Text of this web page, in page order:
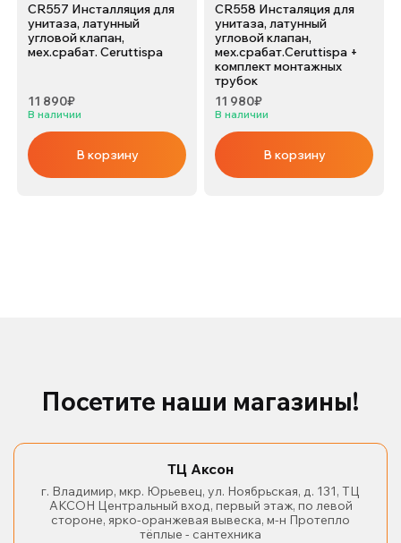
CR557 Инсталляция для
унитаза, латунный
угловой клапан,
мех.срабат. Ceruttispa
11 890₽
В наличии
В корзину
CR558 Инсталяция для
унитаза, латунный
угловой клапан,
мех.срабат.Ceruttispa +
комплект монтажных
трубок
11 980₽
В наличии
В корзину
Посетите наши магазины!
ТЦ Аксон
г. Владимир, мкр. Юрьевец, ул. Ноябрьская, д. 131, ТЦ
АКСОН Центральный вход, первый этаж, по левой
стороне, ярко-оранжевая вывеска, м-н Протепло
тёплые - сантехника